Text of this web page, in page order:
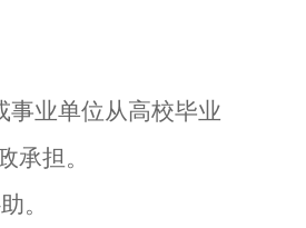
事业单位从高校毕业
承担。
。